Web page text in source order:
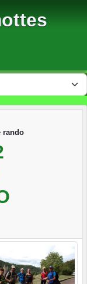
rando